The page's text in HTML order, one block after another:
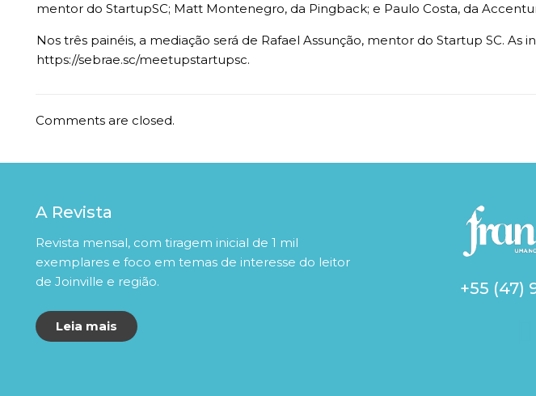
mentor do StartupSC; Matt Montenegro, da Pingback; e Paulo Costa, da
Nos três painéis, a mediação será de Rafael Assunção, mentor do Startup SC.
https://sebrae.sc/meetupstartupsc.
Comments are closed.
A Revista
Revista mensal, com tiragem inicial de 1 mil
exemplares e foco em temas de interesse do leitor
de Joinville e região.
Leia mais
+55 (47)